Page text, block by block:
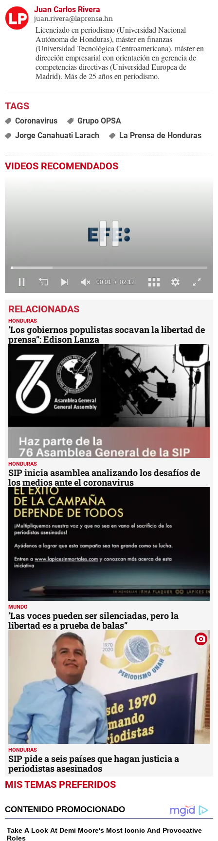
Juan Carlos Rivera
juan.rivera@laprensa.hn
Licenciado en periodismo (Universidad Nacional
Autónoma de Honduras), máster en finanzas
(Universidad Tecnológica Centroamericana), máster en
dirección empresarial con orientación en gerencia de
competencias directivas (Universidad Europea de
Madrid). Más de 25 años en periodismo.
Coronavirus
Grupo OPSA
Jorge Canahuati Larach
La Prensa de Honduras
VIDEOS RECOMENDADOS
seconds
of
2
minutes,
12
seconds
HONDURAS
'Los gobiernos populistas socavan la libertad de
prensa”: Edison Lanza
HONDURAS
SIP inicia asamblea analizando los desafíos de
los medios ante el coronavirus
MUNDO
'Las voces pueden ser silenciadas, pero la
libertad es a prueba de balas”
HONDURAS
SIP pide a seis países que hagan justicia a
periodistas asesinados
MIS TEMAS PREFERIDOS